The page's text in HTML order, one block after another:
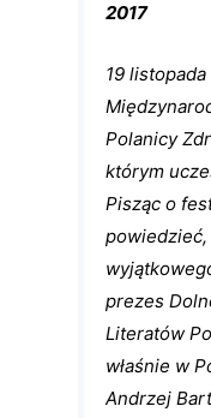
2017
19 listopada
Polanicy
którym
Pisząc o
prezes
Literatów
właśnie w
Andrzej